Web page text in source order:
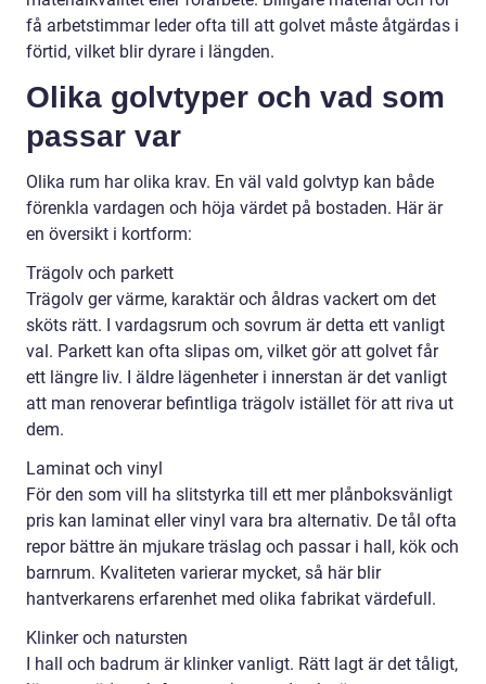
få arbetstimmar leder ofta till att golvet måste åtgärdas i
förtid, vilket blir dyrare i längden.
Olika golvtyper och vad som
passar var
Olika rum har olika krav. En väl vald golvtyp kan både
förenkla vardagen och höja värdet på bostaden. Här är
en översikt i kortform:
Trägolv och parkett
Trägolv ger värme, karaktär och åldras vackert om det
sköts rätt. I vardagsrum och sovrum är detta ett vanligt
val. Parkett kan ofta slipas om, vilket gör att golvet får
ett längre liv. I äldre lägenheter i innerstan är det vanligt
att man renoverar befintliga trägolv istället för att riva ut
dem.
Laminat och vinyl
För den som vill ha slitstyrka till ett mer plånboksvänligt
pris kan laminat eller vinyl vara bra alternativ. De tål ofta
repor bättre än mjukare träslag och passar i hall, kök och
barnrum. Kvaliteten varierar mycket, så här blir
hantverkarens erfarenhet med olika fabrikat värdefull.
Klinker och natursten
I hall och badrum är klinker vanligt. Rätt lagt är det tåligt,